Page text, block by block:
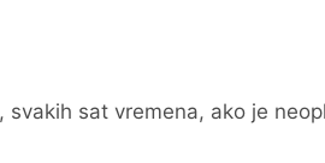
svakih sat vremena, ako je